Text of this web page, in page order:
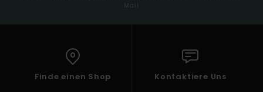
Mail
Finde einen Shop Kontaktiere Uns